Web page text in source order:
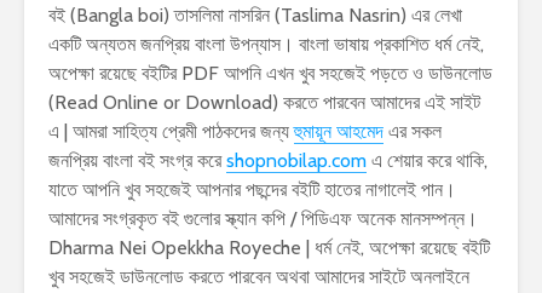
বই (Bangla boi) তাসলিমা নাসরিন (Taslima Nasrin) এর লেখা
একটি অন্যতম জনপ্রিয় বাংলা উপন্যাস। বাংলা ভাষায় প্রকাশিত ধর্ম নেই,
অপেক্ষা রয়েছে বইটির PDF আপনি এখন খুব সহজেই পড়তে ও ডাউনলোড
(Read Online or Download) করতে পারবেন আমাদের এই সাইট
এ | আমরা সাহিত্য প্রেমী পাঠকদের জন্যহুমায়ূন আহমেদ এর সকল
জনপ্রিয় বাংলা বই সংগ্র করেshopnobilap.com এ শেয়ার করে থাকি,
যাতে আপনি খুব সহজেই আপনার পছন্দের বইটি হাতের নাগালেই পান।
আমাদের সংগ্রকৃত বই গুলোর স্ক্যান কপি / পিডিএফ অনেক মানসম্পন্ন।
Dharma Nei Opekkha Royeche | ধর্ম নেই, অপেক্ষা রয়েছে বইটি
খুব সহজেই ডাউনলোড করতে পারবেন অথবা আমাদের সাইটে অনলাইনে